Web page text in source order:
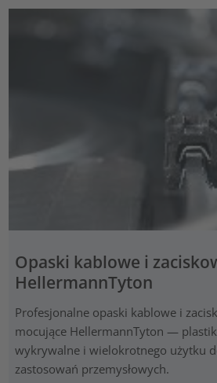
Opaski kablowe i
HellermannTyton
Profesjonalne opaski kablowe i
mocujące HellermannTyton —
wykrywalne i wielokrotnego użytku
zastosowań przemysłowych.